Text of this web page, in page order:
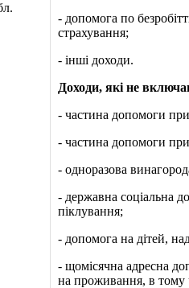
‑ допомога по
страхування;
‑ інші доходи.
Доходи, які не
‑ частина допомоги
‑ частина допомоги
‑ одноразова
‑ державна соціальна
піклування;
‑ допомога на дітей,
‑ щомісячна адресна
на проживання, в тому